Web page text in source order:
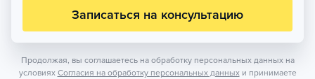
Записаться на консультацию
Продолжая, вы соглашаетесь на обработку персональных данных на
условиях Согласия на обработку персональных данных и принимаете